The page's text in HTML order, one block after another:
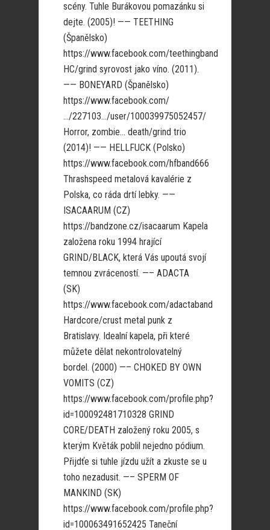
scény. Tuhle Burákovou pomazánku si
dejte. (2005)! —— TEETHING
(Španělsko)
https://www.facebook.com/teethingband
HC/grind syrovost jako víno. (2011).
—— BONEYARD (Španělsko)
https://www.facebook.com/
…/227103…/user/100039975052457/
Horror, zombie… death/grind trio
(2014)! —— HELLFUCK (Polsko)
https://www.facebook.com/hfband666
Thrashspeed metalová kavalérie z
Polska, co ráda drtí lebky. ——
ISACAARUM (CZ)
https://bandzone.cz/isacaarum Kapela
založena roku 1994 hrající
GRIND/BLACK, která Vás upoutá svojí
temnou zvráceností. —– ADACTA
(SK)
https://www.facebook.com/adactaband
Hardcore/crust metal punk z
Bratislavy. Idealní kapela, při které
můžete dělat nekontrolovatelný
bordel. (2000) —– CHOKED BY OWN
VOMITS (CZ)
https://www.facebook.com/profile.php?
id=100092481710328 GRIND
CORE/DEATH založený roku 2005, s
kterým Květák poblil nejedno pódium.
Přijdťe si tuhle jízdu užít a zkuste se u
toho nezadusit. —– SPERM OF
MANKIND (SK)
https://www.facebook.com/profile.php?
id=100063491652425 Taneční